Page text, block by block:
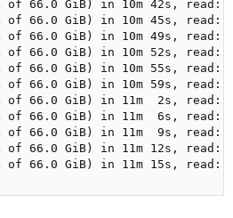
of 66.0 GiB) in 10m 42s,
of 66.0 GiB) in 10m 45s,
of 66.0 GiB) in 10m 49s,
of 66.0 GiB) in 10m 52s,
of 66.0 GiB) in 10m 55s,
of 66.0 GiB) in 10m 59s,
of 66.0 GiB) in 11m  2s,
of 66.0 GiB) in 11m  6s,
of 66.0 GiB) in 11m  9s,
of 66.0 GiB) in 11m 12s,
of 66.0 GiB) in 11m 15s,